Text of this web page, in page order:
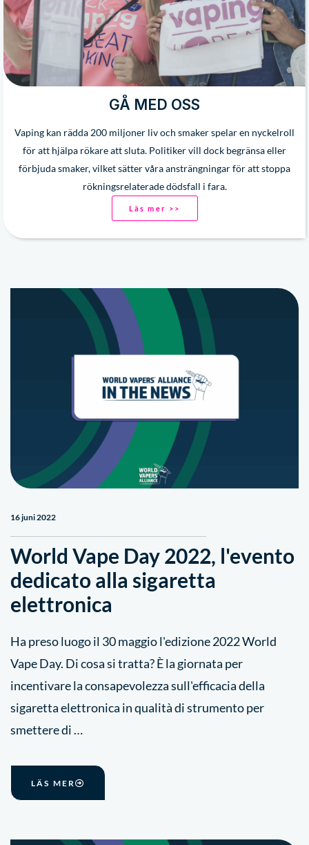
GÅ MED OSS
Vaping kan rädda 200 miljoner liv och smaker spelar en nyckelroll
för att hjälpa rökare att sluta. Politiker vill dock begränsa eller
förbjuda smaker, vilket sätter våra ansträngningar för att stoppa
rökningsrelaterade dödsfall i fara.
Läs mer >>
16 juni 2022
World Vape Day 2022, l'evento
dedicato alla sigaretta
elettronica
Ha preso luogo il 30 maggio l'edizione 2022 World
Vape Day. Di cosa si tratta? È la giornata per
incentivare la consapevolezza sull'efficacia della
sigaretta elettronica in qualità di strumento per
smettere di …
LÄS MER